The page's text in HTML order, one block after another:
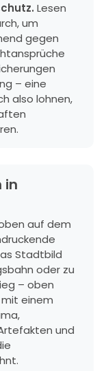
Lesen
um
gegen
– eine
also lohnen,
in
auf dem
Stadtbild
oder zu
– oben
einem
und